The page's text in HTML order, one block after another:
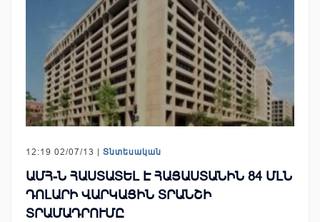
12:19 02/07/13 | Տնտեսական
ԱՄՀ-Ն ՀԱՍՏԱՏԵԼ Է ՀԱՅԱՍՏԱՆԻՆ 84 ՄԼՆ
ԴՈԼԱՐԻ ՎԱՐԿԱՅԻՆ ՏՐԱՆՇԻ
ՏՐԱՄԱԴՐՈՒՄԸ